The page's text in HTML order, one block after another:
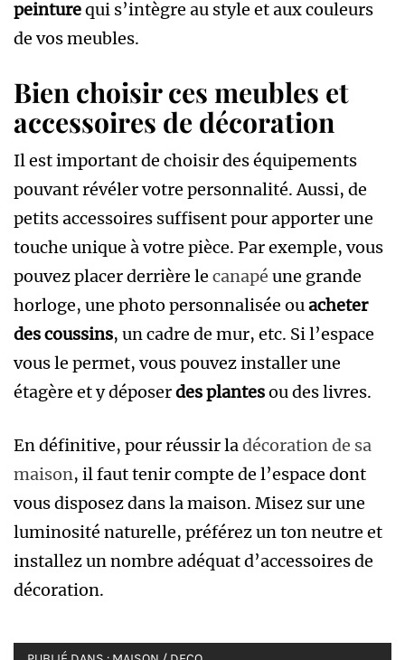
peinturequi s’intègre au style et aux couleurs
de vos meubles.
Bien choisir ces meubles et
accessoires de décoration
Il est important de choisir des équipements
pouvant révéler votre personnalité. Aussi, de
petits accessoires suffisent pour apporter une
touche unique à votre pièce. Par exemple, vous
pouvez placer derrière le canapé une grande
horloge, une photo personnalisée ouacheter
des coussins, un cadre de mur, etc. Si l’espace
vous le permet, vous pouvez installer une
étagère et y déposerdes plantesou des livres.
En définitive, pour réussir ladécoration de sa
maison, il faut tenir compte de l’espace dont
vous disposez dans la maison. Misez sur une
luminosité naturelle, préférez un ton neutre et
installez un nombre adéquat d’accessoires de
décoration.